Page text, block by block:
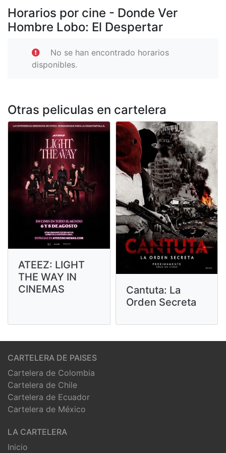
Horarios por cine - Donde Ver
Hombre Lobo: El Despertar
No se han encontrado horarios
disponibles.
Otras peliculas en cartelera
ATEEZ: LIGHT
THE WAY IN
CINEMAS
Cantuta: La
Orden Secreta
CARTELERA DE PAISES
Cartelera de Colombia
Cartelera de Chile
Cartelera de Ecuador
Cartelera de México
LA CARTELERA
Inicio